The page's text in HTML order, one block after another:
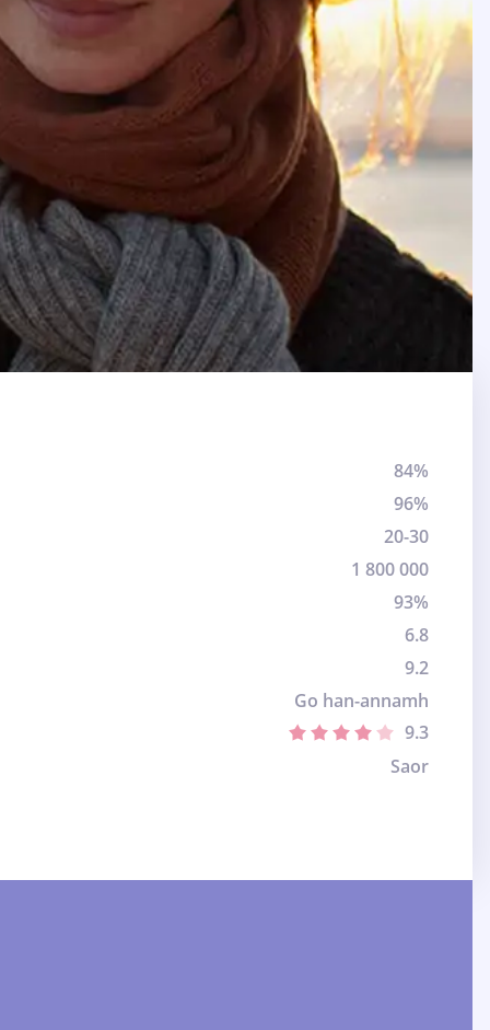
84%
96%
20-30
1 800 000
93%
6.8
9.2
Go han-annamh
9.3
Saor